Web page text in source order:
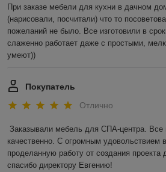
При заказе мебели для кухни в дачном
(нарисовали, посчитали) что то
пожеланий не было. Все изготовили в
слаженно работает даже с простыми,
умеют))
Покупатель
Отлично
Заказывали мебель для СПА-центра. Все
качественно. С огромным удовольствием
проделанную работу от создания проекта
спасибо директору Евгению!